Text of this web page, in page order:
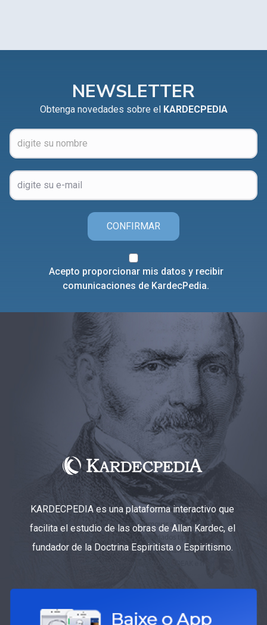
NEWSLETTER
Obtenga novedades sobre el KARDECPEDIA
CONFIRMAR
Acepto proporcionar mis datos y recibir
comunicaciones de KardecPedia.
KARDECPEDIA es una plataforma interactivo que
facilita el estudio de las obras de Allan Kardec, el
fundador de la Doctrina Espiritista o Espiritismo.